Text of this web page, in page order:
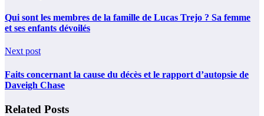
Qui sont les membres de la famille de Lucas Trejo ? Sa femme
et ses enfants dévoilés
Next post
Faits concernant la cause du décès et le rapport d’autopsie de
Daveigh Chase
Related Posts